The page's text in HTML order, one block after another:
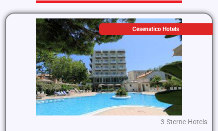
Cesenatico Hotels
3-Sterne-Hotels